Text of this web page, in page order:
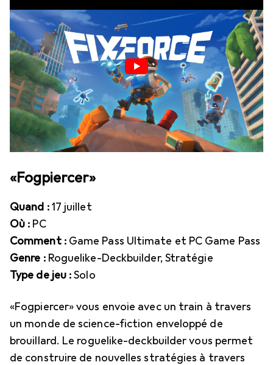
«Fogpiercer»
Quand :17 juillet
Où : PC
Comment :Game Pass Ultimate et PC Game Pass
Genre :Roguelike-Deckbuilder, Stratégie
Type de jeu :Solo
«Fogpiercer» vous envoie avec un train à travers
un monde de science-fiction enveloppé de
brouillard. Le roguelike-deckbuilder vous permet
de construire de nouvelles stratégies à travers